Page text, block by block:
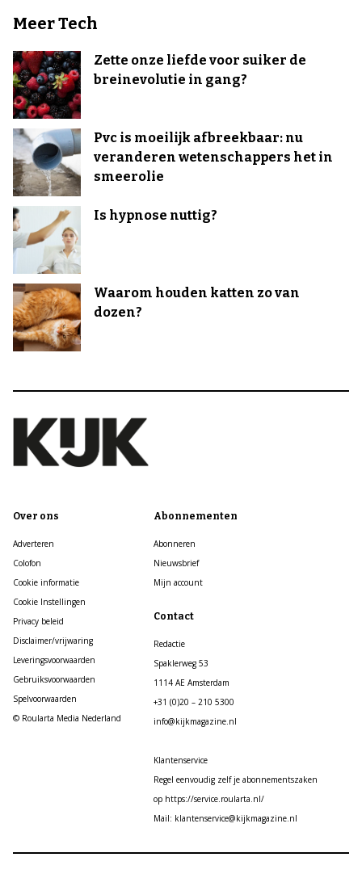
Meer Tech
Zette onze liefde voor suiker de
breinevolutie in gang?
Pvc is moeilijk afbreekbaar: nu
veranderen wetenschappers het in
smeerolie
Is hypnose nuttig?
Waarom houden katten zo van
dozen?
Over ons
Adverteren
Colofon
Cookie informatie
Cookie Instellingen
Privacy beleid
Disclaimer/vrijwaring
Leveringsvoorwaarden
Gebruiksvoorwaarden
Spelvoorwaarden
© Roularta Media Nederland
Abonnementen
Abonneren
Nieuwsbrief
Mijn account
Contact
Redactie
Spaklerweg 53
1114 AE Amsterdam
+31 (0)20 – 210 5300
info@kijkmagazine.nl
Klantenservice
Regel eenvoudig zelf je abonnementszaken
op https://service.roularta.nl/
Mail: klantenservice@kijkmagazine.nl